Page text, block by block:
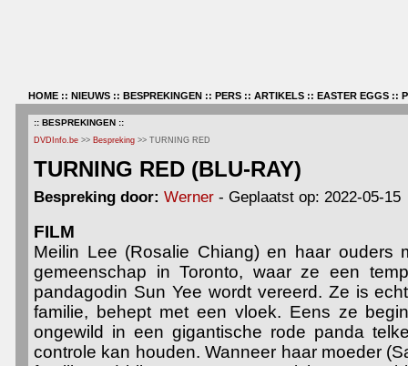
HOME :: NIEUWS :: BESPREKINGEN :: PERS :: ARTIKELS :: EASTER EGGS ::
:: BESPREKINGEN ::
DVDInfo.be >> Bespreking >> TURNING RED
TURNING RED (BLU-RAY)
Bespreking door: Werner - Geplaatst op: 2022-05-15
FILM
Meilin Lee (Rosalie Chiang) en haar ouders
gemeenschap in Toronto, waar ze een
pandagodin Sun Yee wordt vereerd. Ze is
familie, behept met een vloek. Eens ze
ongewild in een gigantische rode panda
controle kan houden. Wanneer haar moeder